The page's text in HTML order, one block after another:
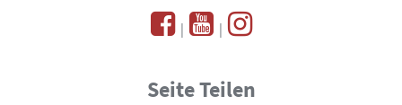
| |
Seite Teilen